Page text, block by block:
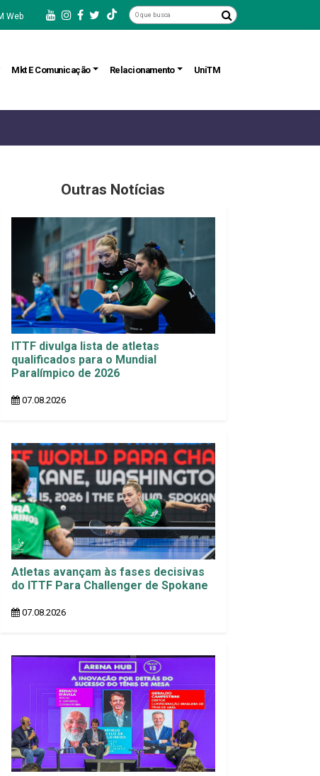
Web
Mkt E Comunicação Relacionamento UniTM
Outras Notícias
ITTF divulga lista de atletas
qualificados para o Mundial
Paralímpico de 2026
07.08.2026
Atletas avançam às fases decisivas
do ITTF Para Challenger de Spokane
07.08.2026